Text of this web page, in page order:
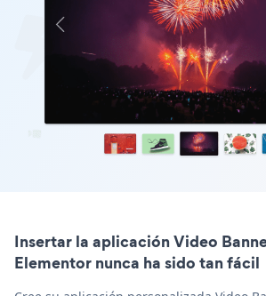
Insertar la aplicación Video
Elementor nunca ha sido tan fácil